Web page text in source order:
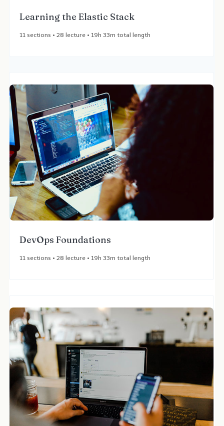
Learning the Elastic Stack​
11 sections • 28 lecture • 19h 33m total length
DevOps Foundations ​
11 sections • 28 lecture • 19h 33m total length